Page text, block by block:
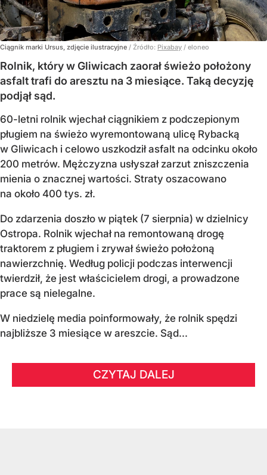
Ciągnik marki Ursus, zdjęcie ilustracyjne / Źródło: Pixabay / eloneo
Rolnik, który w Gliwicach zaorał świeżo położony
asfalt trafi do aresztu na 3 miesiące. Taką decyzję
podjął sąd.
60-letni rolnik wjechał ciągnikiem z podczepionym
pługiem na świeżo wyremontowaną ulicę Rybacką
w Gliwicach i celowo uszkodził asfalt na odcinku około
200 metrów. Mężczyzna usłyszał zarzut zniszczenia
mienia o znacznej wartości. Straty oszacowano
na około 400 tys. zł.
Do zdarzenia doszło w piątek (7 sierpnia) w dzielnicy
Ostropa. Rolnik wjechał na remontowaną drogę
traktorem z pługiem i zrywał świeżo położoną
nawierzchnię. Według policji podczas interwencji
twierdził, że jest właścicielem drogi, a prowadzone
prace są nielegalne.
W niedzielę media poinformowały, że rolnik spędzi
najbliższe 3 miesiące w areszcie. Sąd...
CZYTAJ DALEJ